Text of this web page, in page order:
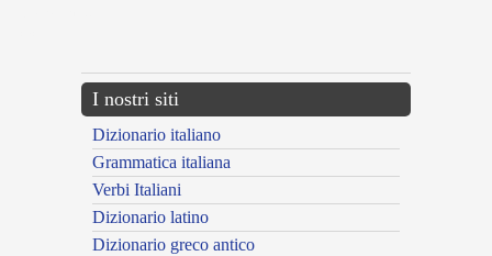
I nostri siti
Dizionario italiano
Grammatica italiana
Verbi Italiani
Dizionario latino
Dizionario greco antico